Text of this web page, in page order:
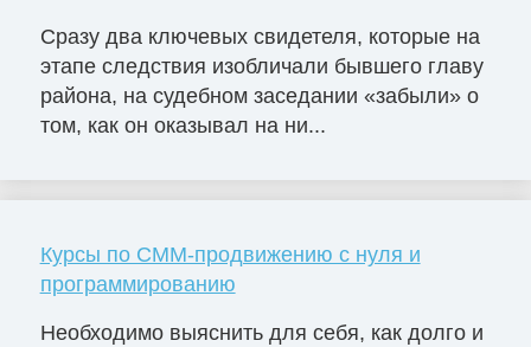
Сразу два ключевых свидетеля, которые на
этапе следствия изобличали бывшего главу
района, на судебном заседании «забыли» о
том, как он оказывал на ни...
Курсы по СММ-продвижению с нуля и
программированию
Необходимо выяснить для себя, как долго и